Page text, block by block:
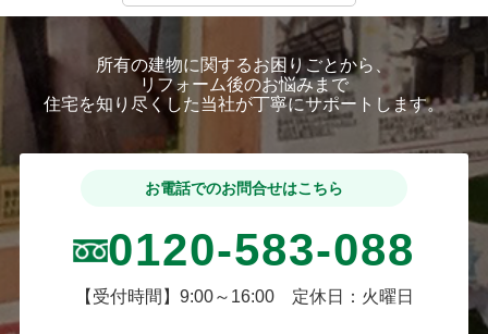
所有の建物に関するお困りごとから、
リフォーム後のお悩みまで
住宅を知り尽くした当社が丁寧にサポートします。
お電話でのお問合せはこちら
0120-583-088
【受付時間】9:00～16:00 定休日：火曜日